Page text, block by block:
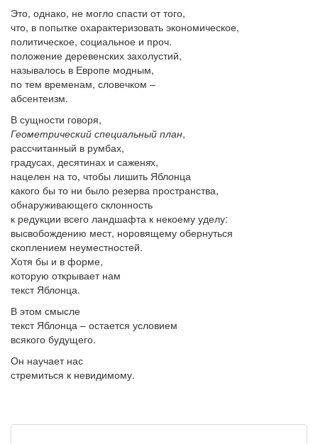
Это, однако, не могло спасти от того,
что, в попытке охарактеризовать экономическое,
политическое, социальное и проч.
положение деревенских захолустий,
называлось в Европе модным,
по тем временам, словечком –
абсентеизм.
В сущности говоря,
Геометрический специальный план,
рассчитанный в румбах,
градусах, десятинах и саженях,
нацелен на то, чтобы лишить Яблонца
какого бы то ни было резерва пространства,
обнаруживающего склонность
к редукции всего ландшафта к некоему уделу:
высвобождению мест, норовящему обернуться
скоплением неуместностей.
Хотя бы и в форме,
которую открывает нам
текст Яблонца.
В этом смысле
текст Яблонца – остается условием
всякого будущего.
Он научает нас
стремиться к невидимому.